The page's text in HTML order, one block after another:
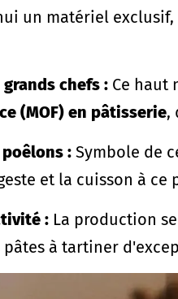
un matériel
chefs : Ce haut
(MOF) en pâtisserie,
: Symbole de
et la cuisson à ce
: La production
à tartiner